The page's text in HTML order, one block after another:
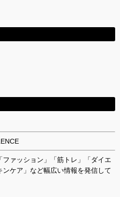
ァッション」「筋トレ」「ダイエ
ケア」など幅広い情報を発信して